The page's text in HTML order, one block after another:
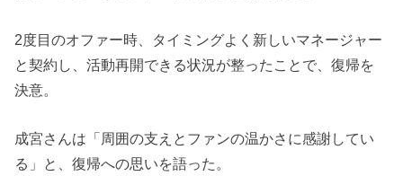
2度目のオファー時、タイミングよく新しいマネージャー
と契約し、活動再開できる状況が整ったことで、復帰を
決意。
成宮さんは「周囲の支えとファンの温かさに感謝してい
る」と、復帰への思いを語った。